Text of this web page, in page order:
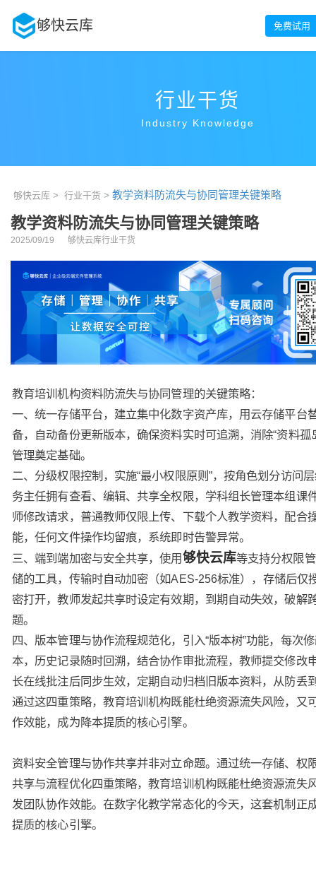
够快云库 免费试用
行业干货
Industry Knowledge
够快云库 > 行业干货 > 教学资料防流失与协同管理关键策略
教学资料防流失与协同管理关键策略
2025/09/19 够快云库行业干货
教育培训机构资料防流失与协同管理的关键策略：
一、统一存储平台，建立集中化数字资产库，用云存储平台
备，自动备份更新版本，确保资料实时可追溯，消除“资料孤
管理奠定基础。
二、分级权限控制，实施“最小权限原则”，按角色划分访问
务主任拥有查看、编辑、共享全权限，学科组长管理本组课
师修改请求，普通教师仅限上传、下载个人教学资料，配合
能，任何文件操作均留痕，系统即时告警异常。
三、端到端加密与安全共享，使用够快云库等支持分权限
储的工具，传输时自动加密（如AES-256标准），存储后仅
密打开，教师发起共享时设定有效期，到期自动失效，破解
题。
四、版本管理与协作流程规范化，引入“版本树”功能，每次
本，历史记录随时回溯，结合协作审批流程，教师提交修改
长在线批注后同步生效，定期自动归档旧版本资料，从防丢
通过这四重策略，教育培训机构既能杜绝资源流失风险，又
作效能，成为降本提质的核心引擎。
资料安全管理与协作共享并非对立命题。通过统一存储、权
共享与流程优化四重策略，教育培训机构既能杜绝资源流失
发团队协作效能。在数字化教学常态化的今天，这套机制正
提质的核心引擎。